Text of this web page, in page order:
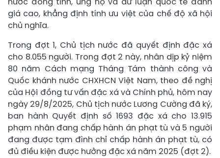
giá cao, khẳng định tính ưu việt của chế độ xã hội
chủ nghĩa.
Trong đợt 1, Chủ tịch nước đã quyết định đặc xá
cho 8.055 người. Trong đợt 2 này, nhân dịp kỷ niệm
80 năm Cách mạng Tháng Tám thành công và
Quốc khánh nước CHXHCN Việt Nam, theo đề nghị
của Hội đồng tư vấn đặc xá và Chính phủ, hôm nay
ngày 29/8/2025, Chủ tịch nước Lương Cường đã ký,
ban hành Quyết định số 1693 đặc xá cho 13.915
phạm nhân đang chấp hành án phạt tù và 5 người
đang được tạm đình chỉ chấp hành án phạt tù, có
đủ điều kiện được hưởng đặc xá năm 2025 (đợt 2).